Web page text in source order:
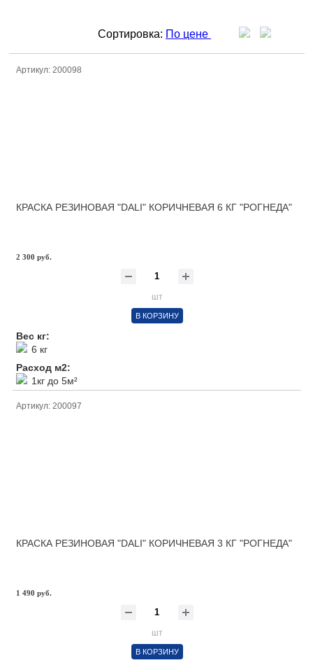
Сортировка: По цене
Артикул: 200098
КРАСКА РЕЗИНОВАЯ "DALI" КОРИЧНЕВАЯ 6 КГ "РОГНЕДА"
2 300 руб.
шт
В КОРЗИНУ
Вес кг:
6 кг
Расход м2:
1кг до 5м²
Артикул: 200097
КРАСКА РЕЗИНОВАЯ "DALI" КОРИЧНЕВАЯ 3 КГ "РОГНЕДА"
1 490 руб.
шт
В КОРЗИНУ